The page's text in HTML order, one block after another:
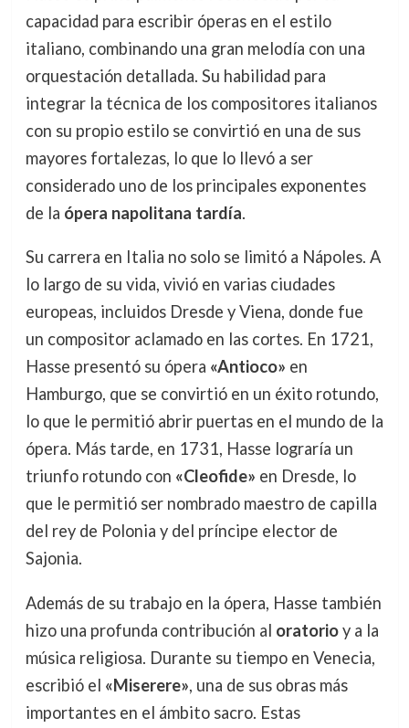
capacidad para escribir óperas en el estilo
italiano, combinando una gran melodía con una
orquestación detallada. Su habilidad para
integrar la técnica de los compositores italianos
con su propio estilo se convirtió en una de sus
mayores fortalezas, lo que lo llevó a ser
considerado uno de los principales exponentes
de la ópera napolitana tardía.
Su carrera en Italia no solo se limitó a Nápoles. A
lo largo de su vida, vivió en varias ciudades
europeas, incluidos Dresde y Viena, donde fue
un compositor aclamado en las cortes. En 1721,
Hasse presentó su ópera «Antioco» en
Hamburgo, que se convirtió en un éxito rotundo,
lo que le permitió abrir puertas en el mundo de la
ópera. Más tarde, en 1731, Hasse lograría un
triunfo rotundo con «Cleofide» en Dresde, lo
que le permitió ser nombrado maestro de capilla
del rey de Polonia y del príncipe elector de
Sajonia.
Además de su trabajo en la ópera, Hasse también
hizo una profunda contribución al oratorioy a la
música religiosa. Durante su tiempo en Venecia,
escribió el «Miserere», una de sus obras más
importantes en el ámbito sacro. Estas